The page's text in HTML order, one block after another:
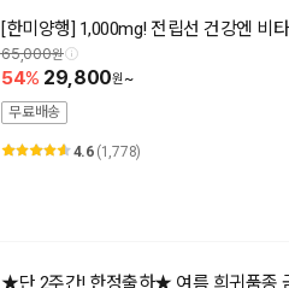
[한미양행] 1,000mg! 전립선 건강엔 비
65,000
54 29,800
~
무료배송
4.6 (1,778)
★단 2주간! 한정출하★ 여름 희귀품종